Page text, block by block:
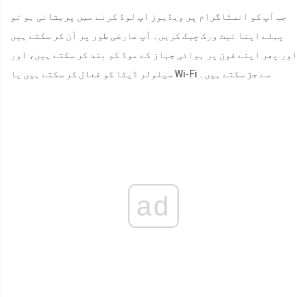
جب آپ کو انسٹاگرام پر ویڈیوز اپ لوڈ کرنے میں پریشانی ہو تو
پہلے اپنا نیٹ ورک چیک کریں۔ آپ عارضی طور پر آن کر سکتے ہیں
اور پھر اپنے فون پر ہوائی جہاز کے موڈ کو بند کر سکتے ہیں، اور
سیلولر ڈیٹا کو فعال کر سکتے ہیں یا Wi-Fi سے جڑ سکتے ہیں۔
ad